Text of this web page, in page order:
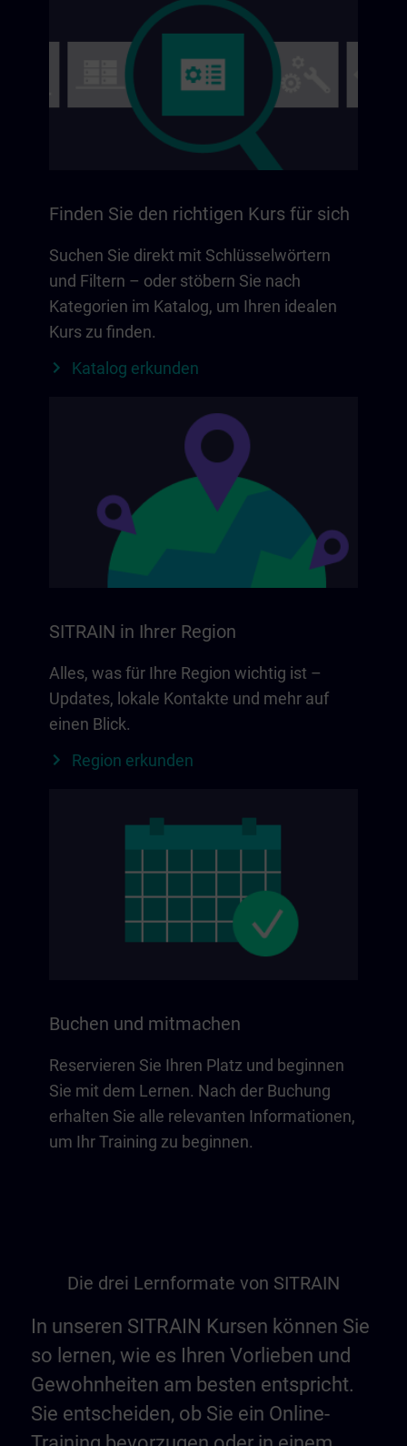
Finden Sie den richtigen Kurs für sich
Suchen Sie direkt mit Schlüsselwörtern
und Filtern – oder stöbern Sie nach
Kategorien im Katalog, um Ihren idealen
Kurs zu finden.
Katalog erkunden
SITRAIN in Ihrer Region
Alles, was für Ihre Region wichtig ist –
Updates, lokale Kontakte und mehr auf
einen Blick.
Region erkunden
Buchen und mitmachen
Reservieren Sie Ihren Platz und beginnen
Sie mit dem Lernen. Nach der Buchung
erhalten Sie alle relevanten Informationen,
um Ihr Training zu beginnen.
Die drei Lernformate von SITRAIN
In unseren SITRAIN Kursen können Sie
so lernen, wie es Ihren Vorlieben und
Gewohnheiten am besten entspricht.
Sie entscheiden, ob Sie ein Online-